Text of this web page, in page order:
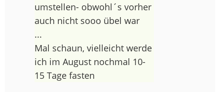
umstellen- obwohl´s vorher
auch nicht sooo übel war
...
Mal schaun, vielleicht werde
ich im August nochmal 10-
15 Tage fasten